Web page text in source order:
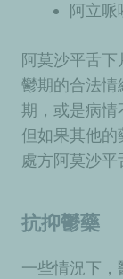
阿立
阿莫沙平舌
鬱期的合法情
期，或是病情
但如果其他的
處方阿莫沙平
抗抑鬱藥
一些情況下